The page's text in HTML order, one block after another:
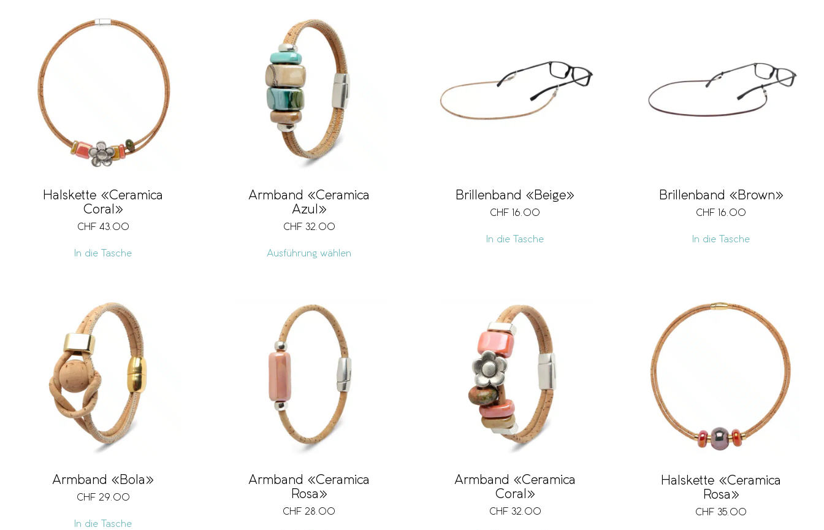
Halskette «Ceramica
Coral»
CHF 43.00
In die Tasche
Armband «Ceramica
Azul»
CHF 32.00
Ausführung wählen
Brillenband «Beige»
CHF 16.00
In die Tasche
Brillenband «Brown»
CHF 16.00
In die Tasche
Armband «Bola»
CHF 29.00
In die Tasche
Armband «Ceramica
Rosa»
CHF 28.00
Armband «Ceramica
Coral»
CHF 32.00
Halskette «Ceramica
Rosa»
CHF 35.00